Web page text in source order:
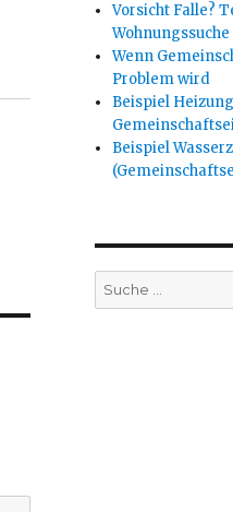
Vorsicht Falle?
Wenn
Problem wird
Beispiel
Beispiel
Suche
nach: